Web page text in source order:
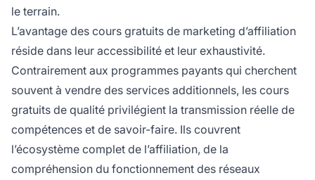
le terrain.
L’avantage des cours gratuits de marketing d’affiliation
réside dans leur accessibilité et leur exhaustivité.
Contrairement aux programmes payants qui cherchent
souvent à vendre des services additionnels, les cours
gratuits de qualité privilégient la transmission réelle de
compétences et de savoir-faire. Ils couvrent
l’écosystème complet de l’affiliation, de la
compréhension du fonctionnement des réseaux